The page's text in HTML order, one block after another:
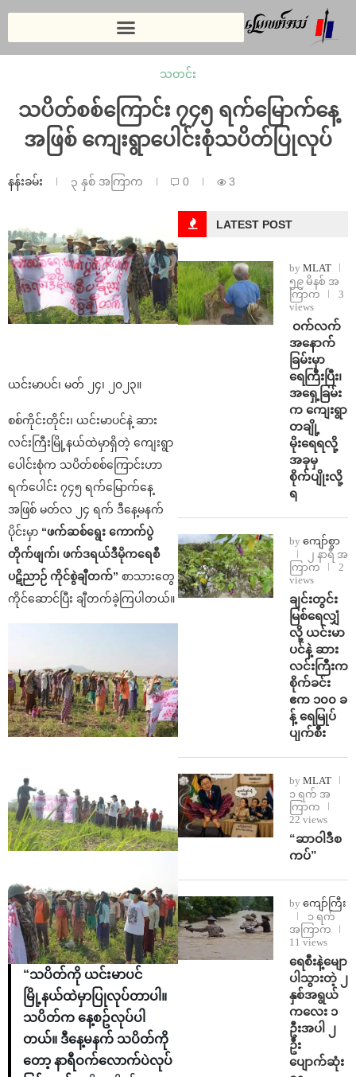
သတင်း
သပိတ်စစ်ကြောင်း ၇၄၅ ရက်‌မြောက်နေ့
အဖြစ် ကျေးရွာပေါင်းစုံသပိတ်ပြုလုပ်
နန်းခမ်း ၃ နှစ် အကြာက 0 3
ယင်းမာပင်၊ မတ် ၂၄၊ ၂၀၂၃။
စစ်ကိုင်းတိုင်း၊ ယင်းမာပင်နဲ့ ဆား
လင်းကြီးမြို့နယ်ထဲမှာရှိတဲ့ ကျေးရွာ
ပေါင်းစုံက သပိတ်စစ်ကြောင်းဟာ
ရက်ပေါင်း ၇၄၅ ရက်မြောက်နေ့
အဖြစ် မတ်လ ၂၄ ရက် ဒီနေ့မနက်
ပိုင်းမှာ “ဖက်ဆစ်ရွေး ကောက်ပွဲ
တိုက်ဖျက်၊ ဖက်ဒရယ်ဒီမိုကရေစီ
ပဋိညာဉ် ကိုင်စွဲချီတက်” စာသား‌တွေ
ကိုင်‌ဆောင်ပြီး ချီတက်ခဲ့ကြပါတယ်။
“သပိတ်ကို ယင်းမာပင်
မြို့နယ်ထဲမှာပြုလုပ်တာပါ။
သပိတ်က နေ့စဥ်လုပ်ပါ
တယ်။ ဒီနေ့မနက် သပိတ်ကို
တော့ နာရီဝက်လောက်ပဲလုပ်
LATEST POST
by MLAT
၅၉ မိနစ် အ
ကြာက
3
views
⁩ ⁨ဝက်လက်
အနောက်
ခြမ်းမှာ
ရေကြီးပြီး၊
အရှေ့ခြမ်း
က ကျေးရွာ
တချို့
မိုးရေရလို့
အခုမှ
စိုက်ပျိုးလို့
ရ
by ကျော်စွာ
၂ နာရီ အ
ကြာက
2
views
ချင်းတွင်း
မြစ်ရေလျှံ
လို့ ယင်းမာ
ပင်နဲ့ ဆား
လင်းကြီးက
စိုက်ခင်း
ဧက ၁၀၀ ခ
န့် ရေမြုပ်
ပျက်စီး
by MLAT
၁ ရက် အ
ကြာက
22 views
“ဆာဝါဒီစ
ကပ်”
by ကျော်ကြီး
၁ ရက်
အကြာက
11 views
ရေစီးနဲ့မျော
ပါသွားတဲ့ ၂
နှစ်အရွယ်
ကလေး ၁
ဦးအပါ ၂
ဦး
ပျောက်ဆုံး